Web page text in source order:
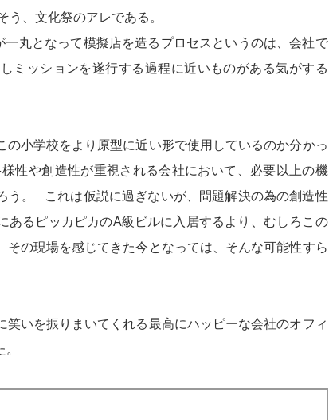
う、文化祭のアレである。
丸となって模擬店を造るプロセスというのは、会社で
ミッションを遂行する過程に近いものがある気がする
小学校をより原型に近い形で使用しているのか分かっ
性や創造性が重視される会社において、必要以上の機
う。 これは仮説に過ぎないが、問題解決の為の創造性
あるピッカピカのA級ビルに入居するより、むしろこの
の現場を感じてきた今となっては、そんな可能性すら
いを振りまいてくれる最高にハッピーな会社のオフィ